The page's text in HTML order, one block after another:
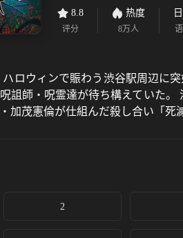
8.8
评分
热度
8万人
ハロウィンで賑わう渋谷駅周辺に
詛師・呪霊達が待ち構えていた
加茂憲倫が仕組んだ殺し合い「死
2